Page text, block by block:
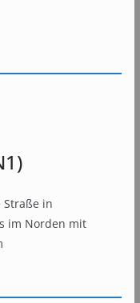
Straße in
im Norden mit